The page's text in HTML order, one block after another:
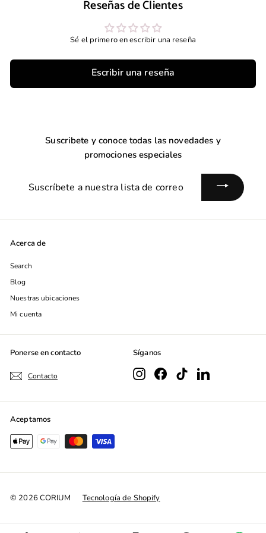
0
6
0
Reseñas de Clientes
Sé el primero en escribir una reseña
Escribir una reseña
Suscribete y conoce todas las novedades y
promociones especiales
Suscríbete
lista
correo
Acerca de
Search
Blog
Nuestras ubicaciones
Mi cuenta
Ponerse en contacto
Contacto
Síganos
InstagramFacebookTikTok
Aceptamos
© 2026 CORIUM Tecnología de Shopify